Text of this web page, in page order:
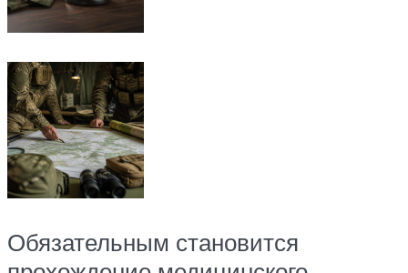
Обязательным становится